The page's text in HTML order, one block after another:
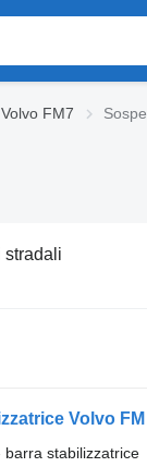
FM7
stradali
barra stabilizzatrice